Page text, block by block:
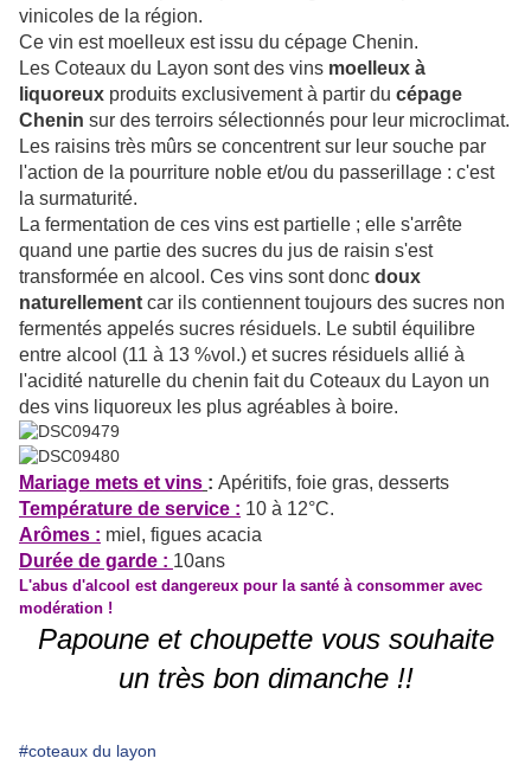
vinicoles de la région.
Ce vin est moelleux est issu du cépage Chenin.
Les Coteaux du Layon sont des vins moelleux à
liquoreux produits exclusivement à partir du cépage
Chenin sur des terroirs sélectionnés pour leur microclimat.
Les raisins très mûrs se concentrent sur leur souche par
l'action de la pourriture noble et/ou du passerillage : c'est
la surmaturité.
La fermentation de ces vins est partielle ; elle s'arrête
quand une partie des sucres du jus de raisin s'est
transformée en alcool. Ces vins sont donc doux
naturellement car ils contiennent toujours des sucres non
fermentés appelés sucres résiduels. Le subtil équilibre
entre alcool (11 à 13 %vol.) et sucres résiduels allié à
l'acidité naturelle du chenin fait du Coteaux du Layon un
des vins liquoreux les plus agréables à boire.
Mariage mets et vins : Apéritifs, foie gras, desserts
Température de service : 10 à 12°C.
Arômes : miel, figues acacia
Durée de garde : 10ans
L'abus d'alcool est dangereux pour la santé à consommer avec
modération !
Papoune et choupette vous souhaite
un très bon dimanche !!
#coteaux du layon